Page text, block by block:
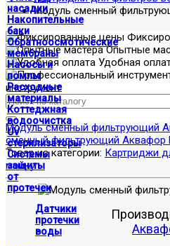
насадки
Накопительные
баки
Обратноосмотические
мембраны
Насосы и
помпы
Расходные
материалы
Коттеджная
водоочистка
UV
стерилизаторы
Системы
защиты
от
протечек
Датчики
протечки
воды
Модуль сменный
Опытные
Удобная
инструмент
Модуль сменный фильтрующий
сменный фильтрующий Аквафор
Товар из категории: Картриджи
мойку